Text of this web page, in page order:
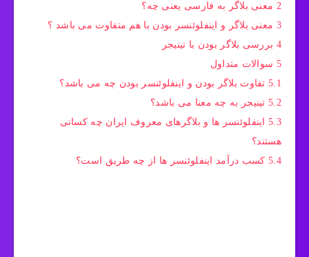
2 معنی بلاگر به فارسی یعنی چه؟
3 معنی بلاگر و اینفلوئنسر بودن با هم متفاوت می باشد ؟
4 بررسی بلاگر بودن با تینیجر
5 سوالات متداول
5.1 تفاوت بلاگر بودن و اینفلوئنسر بودن چه می باشد؟
5.2 تینیجر به چه معنا می باشد؟
5.3
اینفلوئنسر ها و بلاگرهای معروف ایران چه کسانی
هستند؟
5.4 کسب درآمد اینفلوئنسر ها از چه طریق است؟